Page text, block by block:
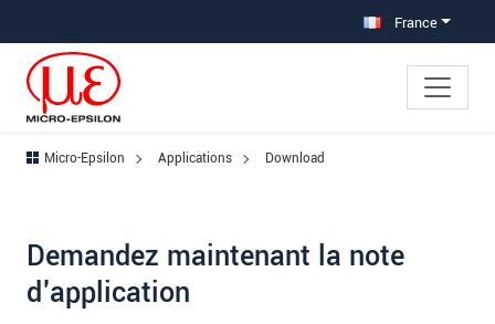
France
Micro-Epsilon Applications Download
Demandez maintenant la note
d'application